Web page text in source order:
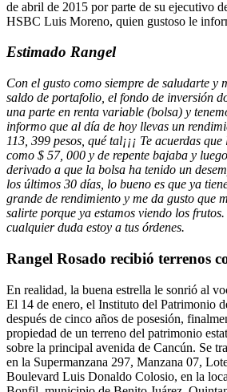
de abril de 2015 por parte de su ejecutivo
HSBC Luis Moreno, quien gustoso le
Estimado Rangel
Con el gusto como siempre de saludarte y
saldo de portafolio, el fondo de inversión
una parte en renta variable (bolsa) y
informo que al día de hoy llevas un
113, 399 pesos, qué tal¡¡¡ Te acuerdas
como $ 57, 000 y de repente bajaba y
derivado a que la bolsa ha tenido un
los últimos 30 días, lo bueno es que ya
grande de rendimiento y me da gusto que
salirte porque ya estamos viendo los frutos.
cualquier duda estoy a tus órdenes.
Rangel Rosado recibió terrenos
En realidad, la buena estrella le sonrió al
El 14 de enero, el Instituto del Patrimonio
después de cinco años de posesión,
propiedad de un terreno del patrimonio
sobre la principal avenida de Cancún. Se
en la Supermanzana 297, Manzana 07,
Boulevard Luis Donaldo Colosio, en la